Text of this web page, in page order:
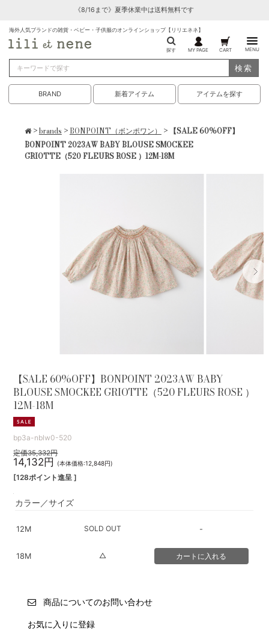
《8/16まで》夏季休業中は送料無料です
海外人気ブランドの雑貨・ベビー・子供服のオンラインショップ【リリエネネ】
探す MY PAGE CART MENU
検索
BRAND 新着アイテム アイテムを探す
>brands > BONPOINT（ボンポワン） > 【SALE 60%OFF】
BONPOINT 2023AW BABY BLOUSE SMOCKEE
GRIOTTE（520 FLEURS ROSE ）12M-18M
【SALE 60%OFF】BONPOINT 2023AW BABY
BLOUSE SMOCKEE GRIOTTE（520 FLEURS ROSE ）
12M-18M
bp3a-nblw0-520
定価35,332円
14,132円 (本体価格:12,848円)
[128ポイント進呈 ]
カラー／サイズ
12M SOLD OUT -
18M △
商品についてのお問い合わせ
お気に入りに登録